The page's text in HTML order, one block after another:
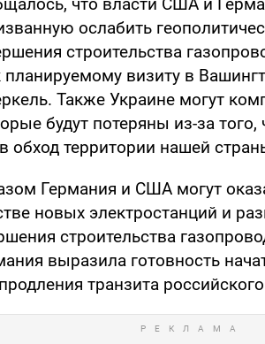
что власти США и
ослабить
строительства
планируемому визиту в
Также Украине могут
будут потеряны из-за того,
обход территории нашей
Германия и США могут
новых электростанций и
строительства
выразила готовность
транзита